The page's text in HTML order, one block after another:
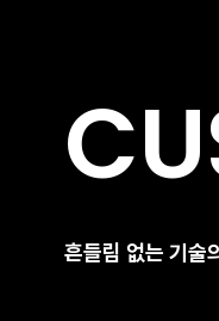
흔들림 없는 기술